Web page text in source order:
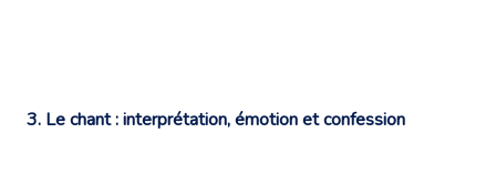
3. Le chant : interprétation, émotion et confession